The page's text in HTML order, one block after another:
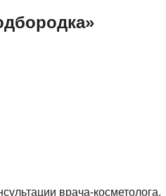
врача-косметолога.